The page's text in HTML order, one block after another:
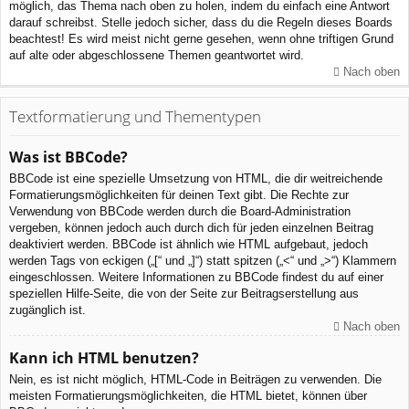
möglich, das Thema nach oben zu holen, indem du einfach eine Antwort
darauf schreibst. Stelle jedoch sicher, dass du die Regeln dieses Boards
beachtest! Es wird meist nicht gerne gesehen, wenn ohne triftigen Grund
auf alte oder abgeschlossene Themen geantwortet wird.
Nach oben
Textformatierung und Thementypen
Was ist BBCode?
BBCode ist eine spezielle Umsetzung von HTML, die dir weitreichende
Formatierungsmöglichkeiten für deinen Text gibt. Die Rechte zur
Verwendung von BBCode werden durch die Board-Administration
vergeben, können jedoch auch durch dich für jeden einzelnen Beitrag
deaktiviert werden. BBCode ist ähnlich wie HTML aufgebaut, jedoch
werden Tags von eckigen („[“ und „]“) statt spitzen („<“ und „>“) Klammern
eingeschlossen. Weitere Informationen zu BBCode findest du auf einer
speziellen Hilfe-Seite, die von der Seite zur Beitragserstellung aus
zugänglich ist.
Nach oben
Kann ich HTML benutzen?
Nein, es ist nicht möglich, HTML-Code in Beiträgen zu verwenden. Die
meisten Formatierungsmöglichkeiten, die HTML bietet, können über